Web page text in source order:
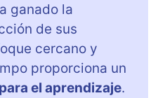
ganado la
de sus
cercano y
proporciona un
el aprendizaje.